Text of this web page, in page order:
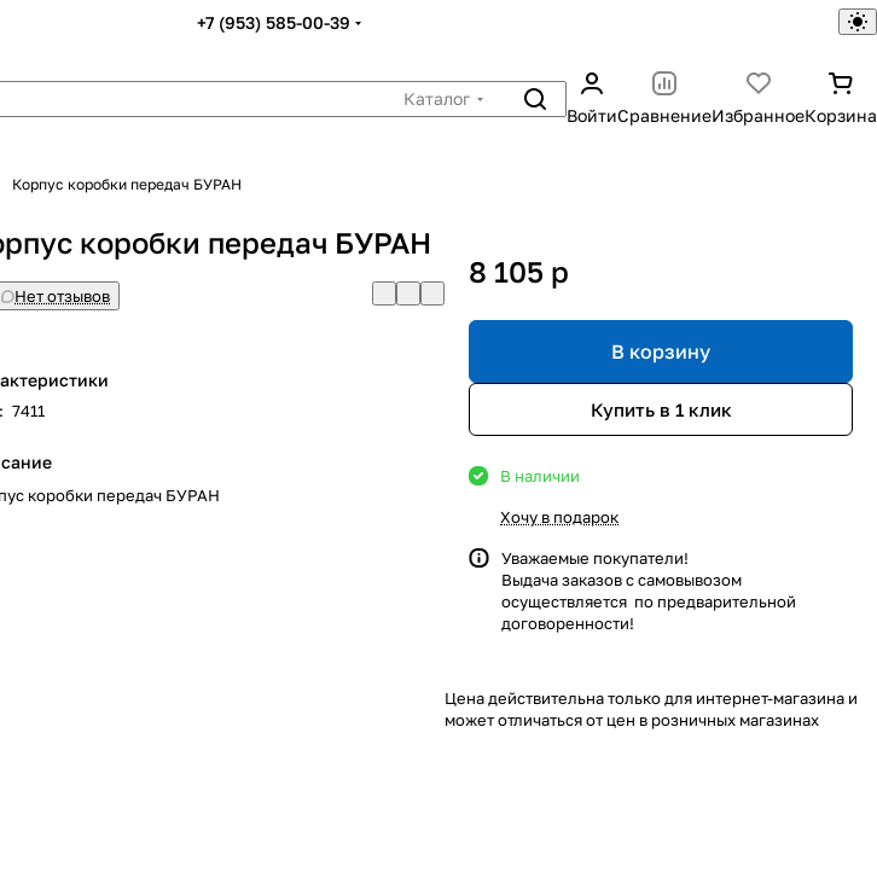
+7 (953) 585-00-39
Каталог
ВойтиСравнениеИзбранноеКорзина
Корпус коробки передач БУРАН
коробки передач БУРАН
Нет отзывов
: 7411
коробки передач БУРАН
8 105 p
В корзину
Купить в 1 клик
В наличии
Хочу в подарок
Уважаемые покупатели!
Выдача заказов с самовывозом
осуществляется по предварительной
договоренности!
Цена действительна только для интернет-магазина и
может отличаться от цен в розничных магазинах